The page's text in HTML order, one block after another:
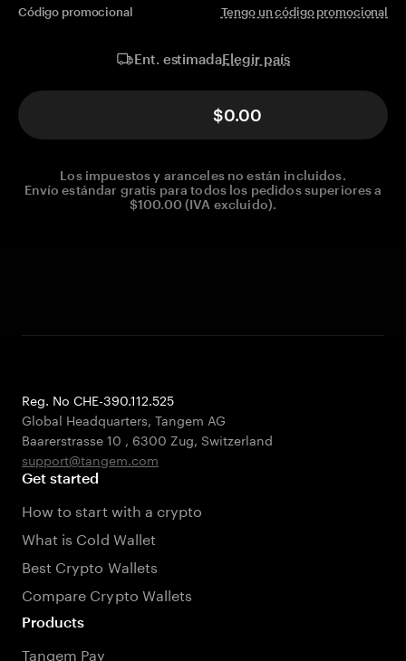
Código promocional Tengo un código promocional
Ent. estimadaElegir país
$0.00
Los impuestos y aranceles no están incluidos.
Envío estándar gratis para todos los pedidos superiores a
$100.00 (IVA excluido).
Reg. No CHE-390.112.525
Global Headquarters, Tangem AG
Baarerstrasse 10 , 6300 Zug, Switzerland
support@tangem.com
Get started
How to start with a crypto
What is Cold Wallet
Best Crypto Wallets
Compare Crypto Wallets
Products
Tangem Pay